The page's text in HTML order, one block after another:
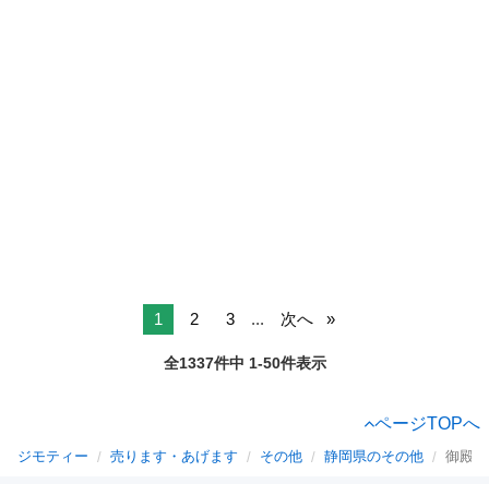
1 2 3 ... 次へ
全1337件中 1-50件表示
ページTOPへ
ジモティー 売ります・あげます その他 静岡県のその他 御殿